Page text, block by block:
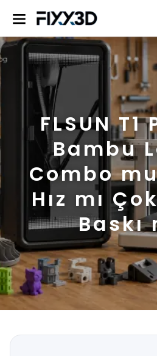
FLSUN
Bambu
Combo
Hız mı
Baskı